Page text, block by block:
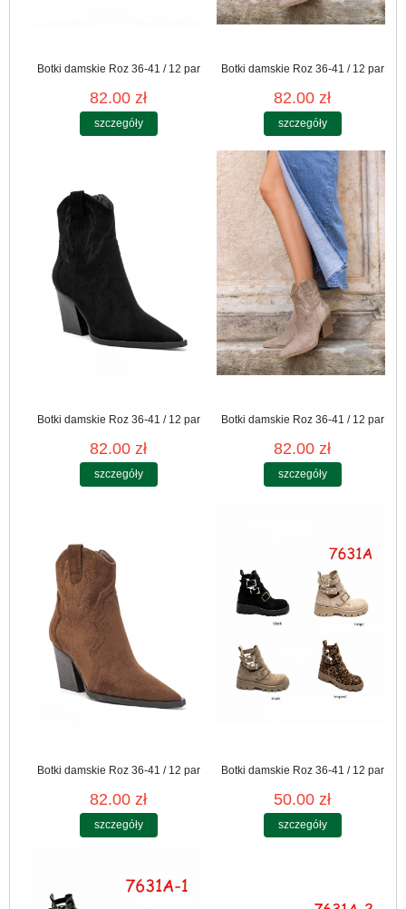
Botki damskie Roz 36-41 / 12 par
82.00 zł
szczegóły
Botki damskie Roz 36-41 / 12 par
82.00 zł
szczegóły
Botki damskie Roz 36-41 / 12 par
82.00 zł
szczegóły
Botki damskie Roz 36-41 / 12 par
82.00 zł
szczegóły
Botki damskie Roz 36-41 / 12 par
82.00 zł
szczegóły
Botki damskie Roz 36-41 / 12 par
50.00 zł
szczegóły